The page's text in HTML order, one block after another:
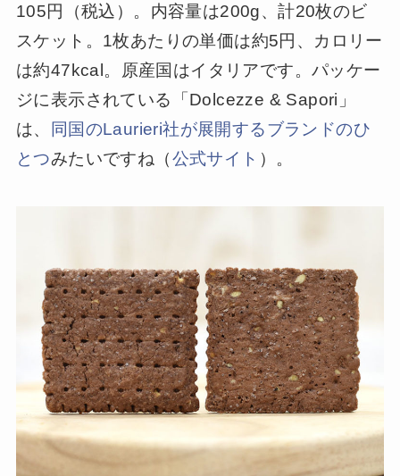
105円（税込）。内容量は200g、計20枚のビ
スケット。1枚あたりの単価は約5円、カロリー
は約47kcal。原産国はイタリアです。パッケー
ジに表示されている「Dolcezze & Sapori」
は、
同国のLaurieri社が展開するブランドのひ
とつみたいですね（公式サイト ）。